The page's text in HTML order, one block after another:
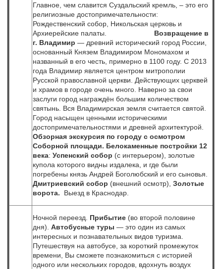
Главное, чем славится Суздальский кремль, – это его
религиозные достопримечательности:
Рождественский собор, Никольская церковь и
Архиерейские палаты.
Возвращение в
г. Владимир — древний исторический город России,
основанный Князем Владимиром Мономахом и
названный в его честь, примерно в 1100 году. С 2013
года Владимир является центром митрополии
Русской православной церкви. Действующих церквей
и храмов в городе очень много. Наверно за свои
заслуги город награждён большим количеством
святынь. Вся Владимирская земля считается святой.
Город насыщен ценными историческими
достопримечательностями и древней архитектурой.
Обзорная экскурсия по городу с осмотром
Соборной площади. Белокаменные постройки 12
века: Успенский собор (с интерьером), золотые
купола которого видны издалека, и где были
погребены князь Андрей Боголюбский и его сыновья.
Дмитриевский собор (внешний осмотр), Золотые
ворота.
Выезд в Краснодар.
Ночной переезд. Прибытие (во второй половине
дня). Автобусные туры — это один из самых
интересных и познавательных видов туризма.
Путешествуя на автобусе, за короткий промежуток
времени, Вы сможете познакомиться с историей
одного или нескольких городов, вдохнуть воздух